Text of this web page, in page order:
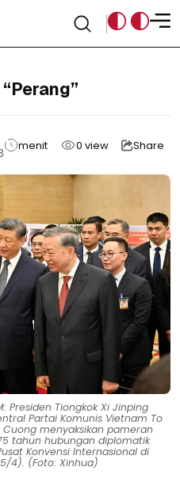
menit 0 view Share
Presiden Tiongkok Xi Jinping
Partai Komunis Vietnam To
menyaksikan pameran
tahun hubungan diplomatik
Konvensi Internasional di
4). (Foto: Xinhua)